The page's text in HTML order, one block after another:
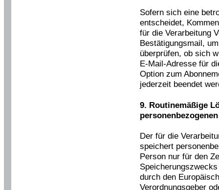
Sofern sich eine
entscheidet,
für die Verarbeitung
Bestätigungsmail,
überprüfen, ob sich
E-Mail-Adresse für
Option zum
jederzeit beendet
9. Routinemäßige
Der für die
speichert
Person nur für den
durch den
Verordnungsgeber